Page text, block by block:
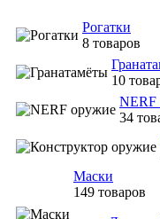
Рогатки
8 товаров
10
NERF
34
Маски
149 товаров